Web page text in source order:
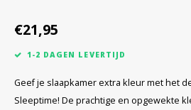
€21,95
1-2 DAGEN LEVERTIJD
Geef je slaapkamer extra kleur met het
Sleeptime! De prachtige en opgewekte